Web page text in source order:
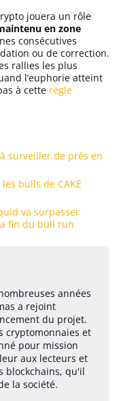
jouera un rôle
en zone
consécutives
ou de correction.
rallies les plus
l’euphorie atteint
à cette règle
à surveiller de près en
les bulls de CAKE
va surpasser
fin du bull run
années
a rejoint
du projet.
cryptomonnaies et
pour mission
aux lecteurs et
blockchains, qu'il
la société.